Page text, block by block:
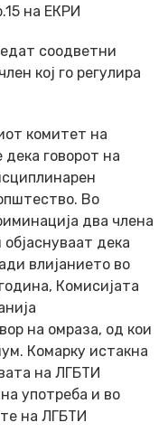
на ЕКРИ
соодветни
кој го регулира
комитет на
говорот на
Во
два члена
дека
влијанието во
Комисијата
на омраза, од кои
Комарку истакна
на ЛГБТИ
употреба и во
на ЛГБТИ